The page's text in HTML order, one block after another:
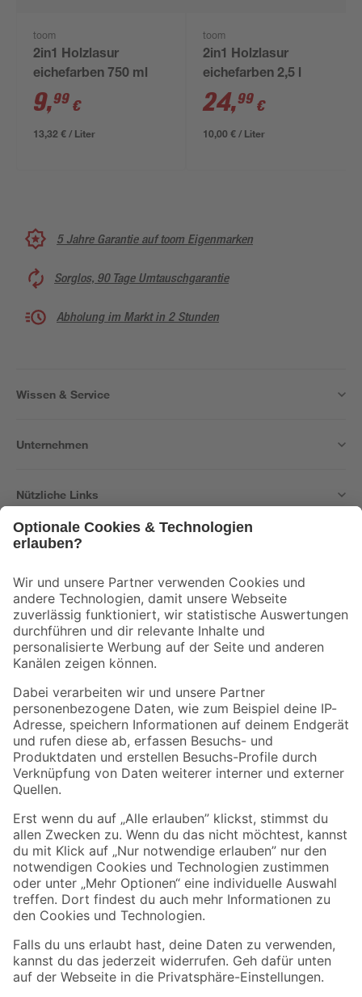
toom
2in1 Holzlasur
eichefarben 750 ml
9,99 €
13,32 € / Liter
toom
2in1 Holzlasur
eichefarben 2,5 l
24,99 €
10,00 € / Liter
5 Jahre Garantie auf toom Eigenmarken
Sorglos, 90 Tage Umtauschgarantie
Abholung im Markt in 2 Stunden
Wissen & Service
Unternehmen
Nützliche Links
Der toom Newsletter: Keine Angebote und Aktionen mehr verpassen!
Zur Newsletter Anmeldung
Folge uns
Zahlungsarten Versandarten
Sicher einkaufen
Jetzt die toom-App herunterladen
Alle Preisangaben in EUR inkl. gesetzl. MwSt.. Die dargestellten Angebote sind unter
Umständen nicht in allen Märkten verfügbar. Die angegebenen Verfügbarkeiten beziehen